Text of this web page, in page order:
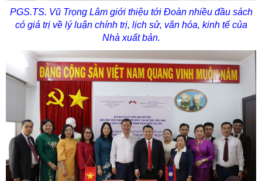
PGS.TS. Vũ Trọng Lâm giới thiệu tới Đoàn nhiều đầu sách
có giá trị về lý luận chính trị, lịch sử, văn hóa, kinh tế của
Nhà xuất bản.